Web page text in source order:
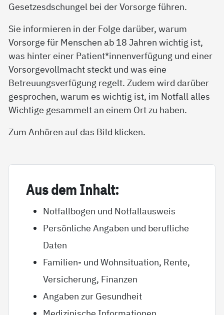
Gesetzesdschungel bei der Vorsorge führen.
Sie informieren in der Folge darüber, warum
Vorsorge für Menschen ab 18 Jahren wichtig ist,
was hinter einer Patient*innenverfügung und einer
Vorsorgevollmacht steckt und was eine
Betreuungsverfügung regelt. Zudem wird darüber
gesprochen, warum es wichtig ist, im Notfall alles
Wichtige gesammelt an einem Ort zu haben.
Zum Anhören auf das Bild klicken.
Aus dem In­halt:
Notfallbogen und Notfallausweis
Persönliche Angaben und berufliche
Daten
Familien- und Wohnsituation, Rente,
Versicherung, Finanzen
Angaben zur Gesundheit